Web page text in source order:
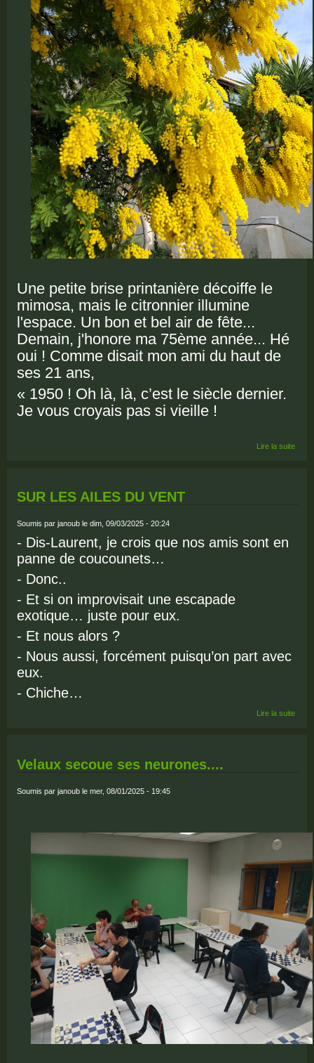
Une petite brise printanière décoiffe le
mimosa, mais le citronnier illumine
l'espace. Un bon et bel air de fête...
Demain, j'honore ma 75ème année... Hé
oui ! Comme disait mon ami du haut de
ses 21 ans,
« 1950 ! Oh là, là, c’est le siècle dernier.
Je vous croyais pas si vieille !
Lire la suitede
SUR LES AILES DU VENT
Soumis par janoub le dim, 09/03/2025 - 20:24
- Dis-Laurent, je crois que nos amis sont en
panne de coucounets…
- Donc..
- Et si on improvisait une escapade
exotique… juste pour eux.
- Et nous alors ?
- Nous aussi, forcément puisqu’on part avec
eux.
- Chiche…
Lire la suitede
Velaux secoue ses neurones....
Soumis par janoub le mer, 08/01/2025 - 19:45